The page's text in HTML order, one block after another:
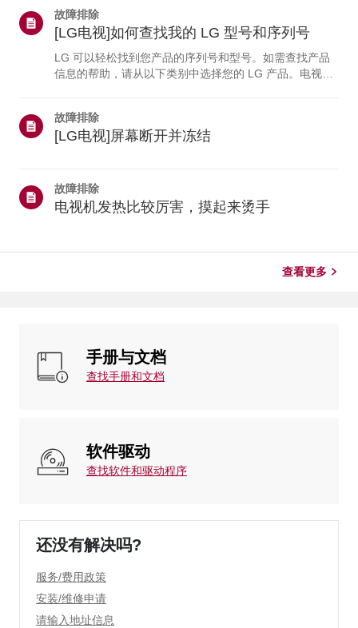
故障排除
[LG电视]如何查找我的 LG 型号和序列号
LG 可以轻松找到您产品的序列号和型号。如需查找产品
信息的帮助，请从以下类别中选择您的 LG 产品。电视型
（或“设置”）> 选择“支持菜单”>突出显示“产品/服务信息”>
按'确定'按钮。本指南是为所有型号创建的，因此图像或内
故障排除
[LG电视]屏幕断开并冻结
故障排除
电视机发热比较厉害，摸起来烫手
查看更多
手册与文档
查找手册和文档
软件驱动
查找软件和驱动程序
还没有解决吗?
服务/费用政策
安装/维修申请
请输入地址信息